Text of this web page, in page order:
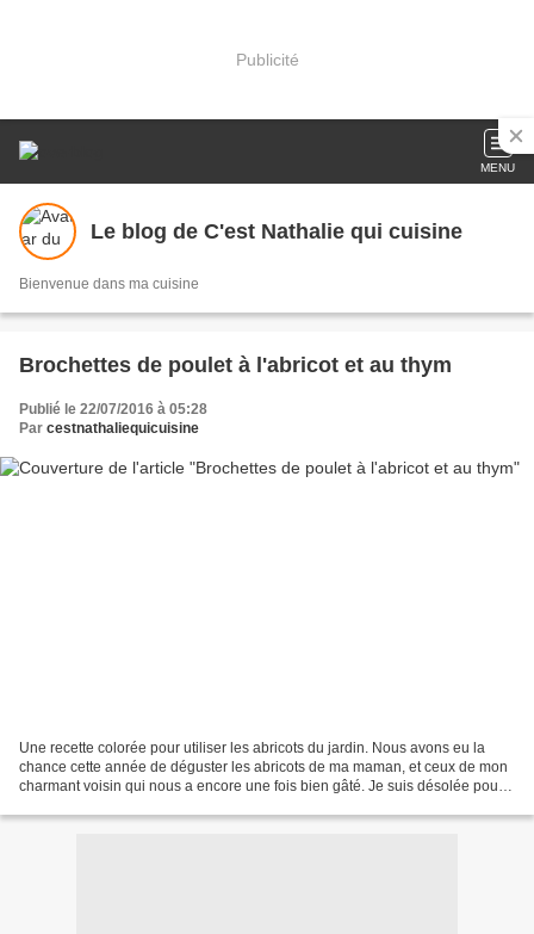
Publicité
MENU
Le blog de C'est Nathalie qui cuisine
Bienvenue dans ma cuisine
Brochettes de poulet à l'abricot et au thym
Publié le 22/07/2016 à 05:28
Par cestnathaliequicuisine
Une recette colorée pour utiliser les abricots du jardin. Nous avons eu la
chance cette année de déguster les abricots de ma maman, et ceux de mon
charmant voisin qui nous a encore une fois bien gâté. Je suis désolée pour